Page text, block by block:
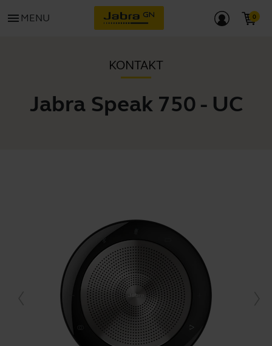
menu MENU
KONTAKT
Jabra Speak 750 - UC